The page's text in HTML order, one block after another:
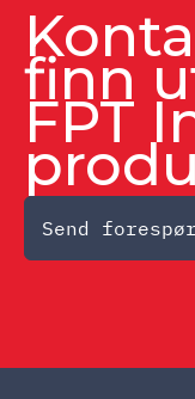
finn
FPT
Send